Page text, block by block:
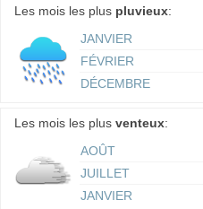
Les mois les plus pluvieux:
JANVIER
FÉVRIER
DÉCEMBRE
Les mois les plus venteux:
AOÛT
JUILLET
JANVIER